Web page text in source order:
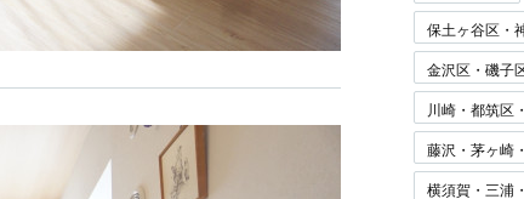
保土ヶ谷区・
金沢区・磯子
川崎・都筑区
藤沢・茅ヶ崎
横須賀・三浦